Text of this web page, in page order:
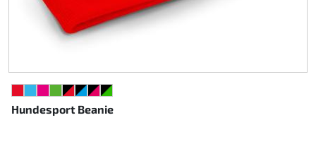
Hundesport Beanie
ROTHELLBLAU
NEONPINK
NEONGRÜN
SCHWARZ/ROT
SCHWARZ/CYAN
SCHWARZ/PINK
SCHWARZ/GRÜN